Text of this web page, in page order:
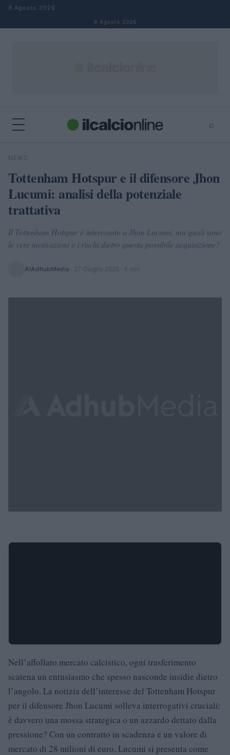
Salta al contenuto
8 Agosto 2026
8 Agosto 2026
⌕
Cerca
NEWS
Tottenham Hotspur e il difensore Jhon
Lucumi: analisi della potenziale
trattativa
Il Tottenham Hotspur è interessato a Jhon Lucumi, ma quali sono
le vere motivazioni e i rischi dietro questa possibile acquisizione?
AiAdhubMedia 27 Giugno 2025 · 4 min
Nell’affollato mercato calcistico, ogni trasferimento
scatena un entusiasmo che spesso nasconde insidie dietro
l’angolo. La notizia dell’interesse del Tottenham Hotspur
per il difensore Jhon Lucumi solleva interrogativi cruciali:
è davvero una mossa strategica o un azzardo dettato dalla
pressione? Con un contratto in scadenza e un valore di
mercato di 28 milioni di euro, Lucumi si presenta come